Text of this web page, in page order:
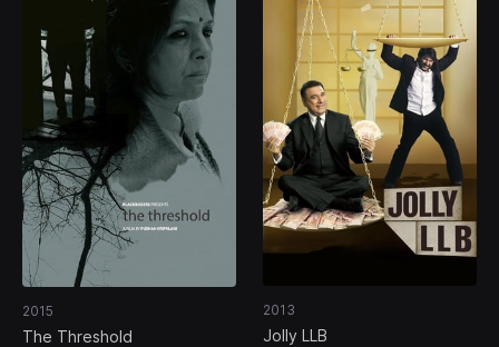
2015
The Threshold
2013
Jolly LLB